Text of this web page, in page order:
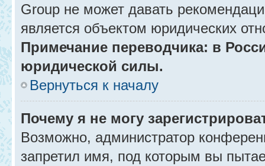
Group не может давать
является объектом юридических
Примечание переводчика: в
юридической силы.
Вернуться к началу
Почему я не могу
Возможно, администратор
запретил имя, под которым вы